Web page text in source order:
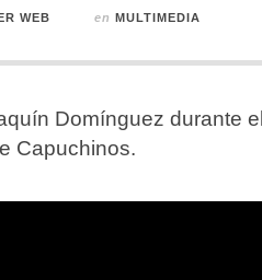
WEB en MULTIMEDIA
Domínguez durante
Capuchinos.